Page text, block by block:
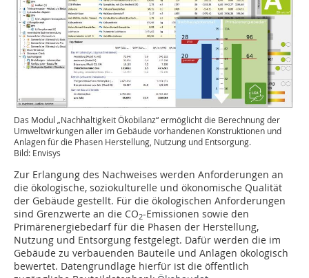
Das Modul „Nachhaltigkeit Ökobilanz“ ermöglicht die Berechnung der
Umweltwirkungen aller im Gebäude vorhandenen Konstruktionen und
Anlagen für die Phasen Herstellung, Nutzung und Entsorgung.
Bild: Envisys
Zur Erlangung des Nachweises werden Anforderungen an
die ökologische, soziokulturelle und ökonomische Qualität
der Gebäude gestellt. Für die ökologischen Anforderungen
sind Grenzwerte an die CO2-Emissionen sowie den
Primärenergiebedarf für die Phasen der Herstellung,
Nutzung und Entsorgung festgelegt. Dafür werden die im
Gebäude zu verbauenden Bauteile und Anlagen ökologisch
bewertet. Datengrundlage hierfür ist die öffentlich